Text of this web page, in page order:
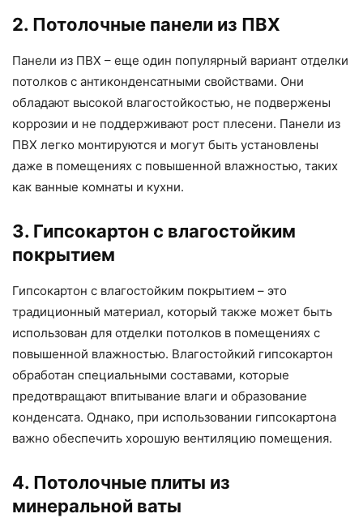
2. Потолочные панели из ПВХ
Панели из ПВХ – еще один популярный вариант отделки
потолков с антиконденсатными свойствами. Они
обладают высокой влагостойкостью, не подвержены
коррозии и не поддерживают рост плесени. Панели из
ПВХ легко монтируются и могут быть установлены
даже в помещениях с повышенной влажностью, таких
как ванные комнаты и кухни.
3. Гипсокартон с влагостойким
покрытием
Гипсокартон с влагостойким покрытием – это
традиционный материал, который также может быть
использован для отделки потолков в помещениях с
повышенной влажностью. Влагостойкий гипсокартон
обработан специальными составами, которые
предотвращают впитывание влаги и образование
конденсата. Однако, при использовании гипсокартона
важно обеспечить хорошую вентиляцию помещения.
4. Потолочные плиты из
минеральной ваты